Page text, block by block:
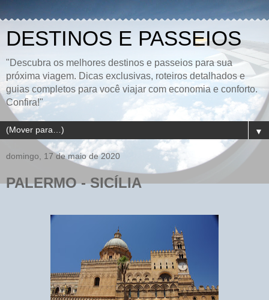
DESTINOS E PASSEIOS
"Descubra os melhores destinos e passeios para sua
próxima viagem. Dicas exclusivas, roteiros detalhados e
guias completos para você viajar com economia e conforto.
Confira!"
▼
domingo, 17 de maio de 2020
PALERMO - SICÍLIA